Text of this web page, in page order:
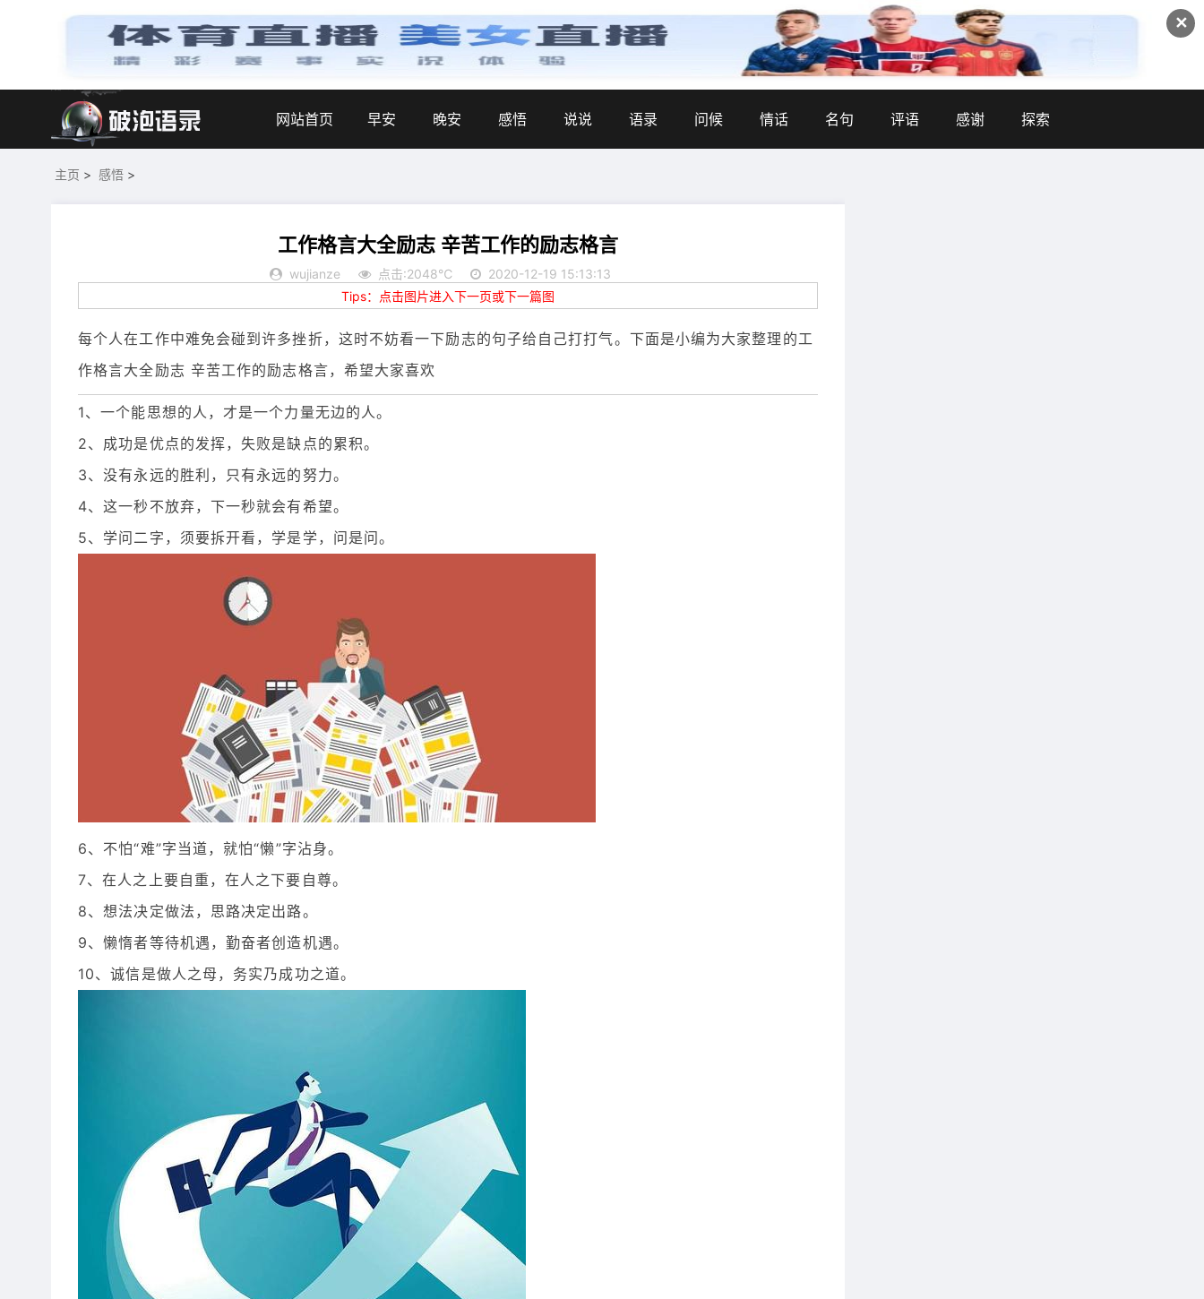
✕
网站首页 早安 晚安 感悟 说说 语录 问候 情话 名句 评语 感谢 探索
主页 > 感悟 >
工作格言大全励志 辛苦工作的励志格言
wujianze 点击:2048℃
2020-12-19 15:13:13
Tips：点击图片进入下一页或下一篇图
每个人在工作中难免会碰到许多挫折，这时不妨看一下励志的句子给自己打打气。下面是小编为大家整理的工
作格言大全励志 辛苦工作的励志格言，希望大家喜欢
1、一个能思想的人，才是一个力量无边的人。
2、成功是优点的发挥，失败是缺点的累积。
3、没有永远的胜利，只有永远的努力。
4、这一秒不放弃，下一秒就会有希望。
5、学问二字，须要拆开看，学是学，问是问。
6、不怕“难”字当道，就怕“懒”字沾身。
7、在人之上要自重，在人之下要自尊。
8、想法决定做法，思路决定出路。
9、懒惰者等待机遇，勤奋者创造机遇。
10、诚信是做人之母，务实乃成功之道。